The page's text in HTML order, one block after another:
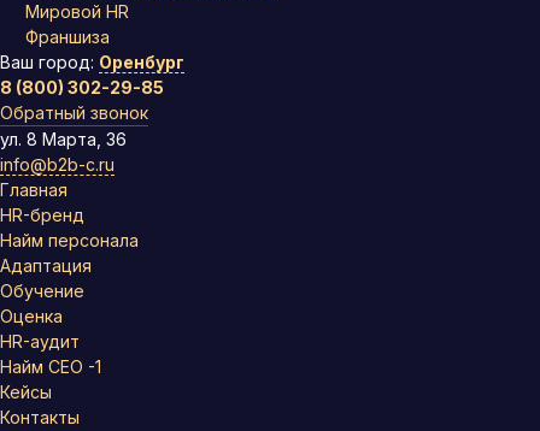
Мировой HR
Франшиза
Ваш город: Оренбург
8 (800) 302-29-85
Обратный звонок
ул. 8 Марта, 36
info@b2b-c.ru
Главная
HR-бренд
Найм персонала
Адаптация
Обучение
Оценка
HR-аудит
Найм СЕО -1
Кейсы
Контакты